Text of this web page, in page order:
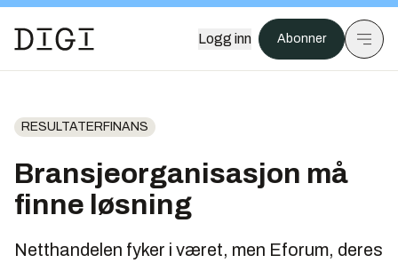
Logg inn Abonner
RESULTATERFINANS
Bransjeorganisasjon må
finne løsning
Netthandelen fyker i været, men Eforum, deres